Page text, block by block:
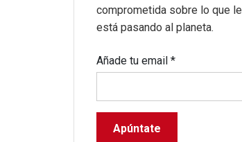
comprometida sobre lo que le
está pasando al planeta.
Añade tu email*